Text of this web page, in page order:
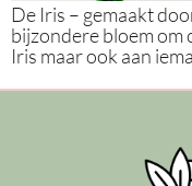
De Iris – gemaakt
bijzondere bloem om
Iris maar ook aan